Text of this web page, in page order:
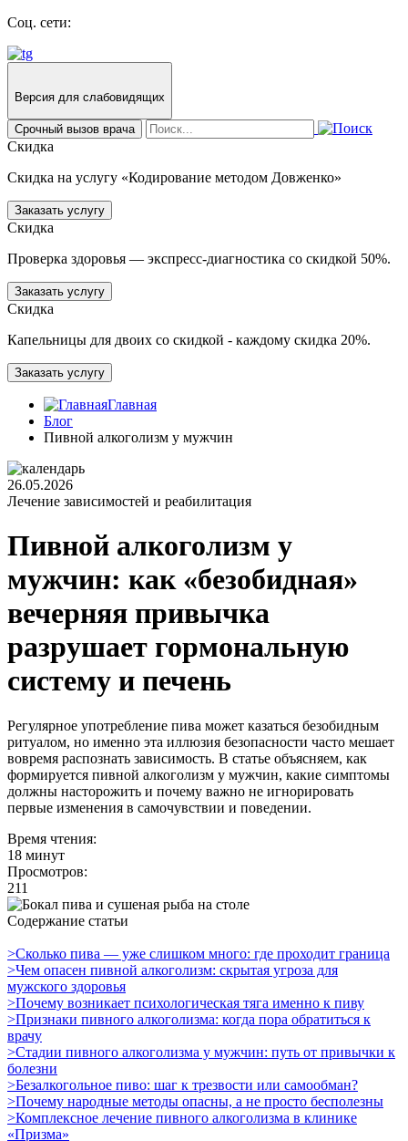
Соц. сети:
Версия для слабовидящих
Срочный вызов врача
Скидка
Скидка на услугу «Кодирование методом Довженко»
Заказать услугу
Скидка
Проверка здоровья — экспресс-диагностика со скидкой 50%.
Заказать услугу
Скидка
Капельницы для двоих со скидкой - каждому скидка 20%.
Заказать услугу
Главная
Блог
Пивной алкоголизм у мужчин
26.05.2026
Лечение зависимостей и реабилитация
Пивной алкоголизм у
мужчин: как «безобидная»
вечерняя привычка
разрушает гормональную
систему и печень
Регулярное употребление пива может казаться безобидным
ритуалом, но именно эта иллюзия безопасности часто мешает
вовремя распознать зависимость. В статье объясняем, как
формируется пивной алкоголизм у мужчин, какие симптомы
должны насторожить и почему важно не игнорировать
первые изменения в самочувствии и поведении.
Время чтения:
18 минут
Просмотров:
211
Содержание статьи
>Сколько пива — уже слишком много: где проходит граница
>Чем опасен пивной алкоголизм: скрытая угроза для
мужского здоровья
>Почему возникает психологическая тяга именно к пиву
>Признаки пивного алкоголизма: когда пора обратиться к
врачу
>Стадии пивного алкоголизма у мужчин: путь от привычки к
болезни
>Безалкогольное пиво: шаг к трезвости или самообман?
>Почему народные методы опасны, а не просто бесполезны
>Комплексное лечение пивного алкоголизма в клинике
«Призма»